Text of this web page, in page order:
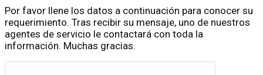
Por favor llene los datos a continuación para conocer su
requerimiento. Tras recibir su mensaje, uno de nuestros
agentes de servicio le contactará con toda la
información. Muchas gracias.